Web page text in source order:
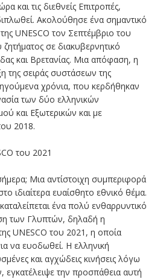
και τις διεθνείς Επιτροπές,
Ακολούθησε ένα σημαντικό
UNESCO τον Σεπτέμβριο του
σε διακυβερνητικό
και Βρετανίας. Μια απόφαση, η
της σειράς συστάσεων της
χρόνια, που κερδήθηκαν
των δύο ελληνικών
και Εξωτερικών και με
2018.
του 2021
Μια αντίστοιχη συμπεριφορά
ιδιαίτερα ευαίσθητο εθνικό θέμα.
ένα πολύ ενθαρρυντικό
των Γλυπτών, δηλαδή η
UNESCO του 2021, η οποία
να ευοδωθεί. Η ελληνική
και αγχώδεις κινήσεις λόγω
εγκατέλειψε την προσπάθεια αυτή